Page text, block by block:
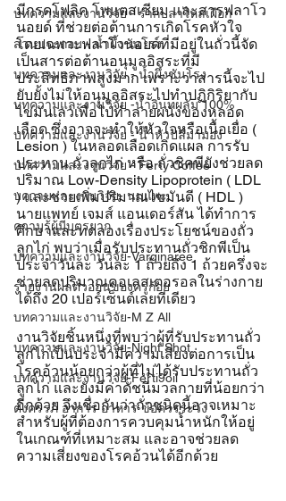
บทความและงานวิจัย - รากปลาไหลเผือก
ส่วนประกอบ - น้ำผึ้งชันโรง
บทความและงานวิจัย - น้ำผึ้งชันโรง
บทความและงานวิจัย -น้ำอินทผลัม 100%
บทความและงานวิจัย - น้ำหัวปลีมามอง
บทความและงานวิจัย - Ferty Coffee
บความและงานวิจัย- นมแพะ
ความรู้ผู้มีบุตรยาก
บทความและงานวิจัย-Varginaree
รายงานผลตัวอ่อนของครูก้อย
บทความและงานวิจัย-M Z All
บทความและงานวิจัย-Night Shot
บทความและงานวิจัย-Ferti9oil
ตั้งครรภ์ อาการ อาหาร ข้อควรระวัง
มีกรดโฟลิค โพแตสเซียม และสารฟลาโว
นอยด์ ที่ช่วยต่อต้านการเกิดโรคหัวใจ
โดยเฉพาะฟลาโวนอยด์ที่มีอยู่ในถั่วนี้จัด
เป็นสารต่อต้านอนุมูลอิสระที่มี
ประสิทธิภาพสูงมาก เพราะว่าสารนี้จะไป
ยับยั้งไม่ให้อนุมูลอิสระไปทำปฏิกิริยากับ
ไขมันเลวเพื่อไปทำลายผนังของหลอด
เลือด ซึ่งอาจจะทำให้หัวใจหรือเนื้อเยื่อ (
Lesion ) ในหลอดเลือดเกิดแผล การรับ
ประทาน ถั่วลูกไก่ หรือ ถั่วชิคพียังช่วยลด
ปริมาณ Low-Density Lipoprotein ( LDL
) และช่วยเพิ่มปริมาณไขมันดี ( HDL )
นายแพทย์ เจมส์ แอนเดอร์สัน ได้ทำการ
ศึกษาและทดลองเรื่องประโยชน์ของถั่ว
ลูกไก่ พบว่าเมื่อรับประทานถั่วชิกพีเป็น
ประจำวันละ วันละ 1 ถ้วยถึง 1 ถ้วยครึ่งจะ
ช่วยลดปริมาณคอเลสเตอรอลในร่างกาย
ได้ถึง 20 เปอร์เซ็นต์เลยทีเดียว
งานวิจัยชิ้นหนึ่งที่พบว่าผู้ที่รับประทานถั่ว
ลูกไก่เป็นประจำมีความเสี่ยงต่อการเป็น
โรคอ้วนน้อยกว่าผู้ที่ไม่ได้รับประทานถั่ว
ลูกไก่ และยังมีค่าดัชนีมวลกายที่น้อยกว่า
อีกด้วย จึงเชื่อกันว่าถั่วชนิดนี้อาจเหมาะ
สำหรับผู้ที่ต้องการควบคุมน้ำหนักให้อยู่
ในเกณฑ์ที่เหมาะสม และอาจช่วยลด
ความเสี่ยงของโรคอ้วนได้อีกด้วย